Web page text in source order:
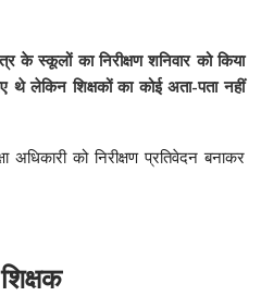
के स्कूलों का निरीक्षण शनिवार को किया
थे लेकिन शिक्षकों का कोई अता-पता नहीं
अधिकारी को निरीक्षण प्रतिवेदन बनाकर